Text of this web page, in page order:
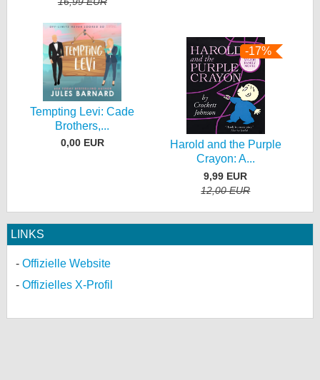
Tempting Levi: Cade
Brothers,...
0,00 EUR
-17%
Harold and the Purple
Crayon: A...
9,99 EUR
12,00 EUR
LINKS
Offizielle Website
Offizielles X-Profil